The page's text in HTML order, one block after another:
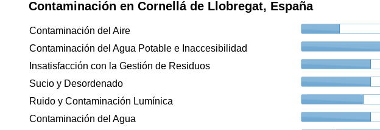
Contaminación en Cornellá de Llobregat, España
Contaminación del Aire
Contaminación del Agua Potable e Inaccesibilidad
Insatisfacción con la Gestión de Residuos
Sucio y Desordenado
Ruido y Contaminación Lumínica
Contaminación del Agua